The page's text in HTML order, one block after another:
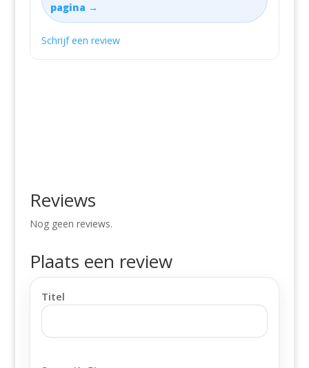
pagina →
Schrijf een review
Reviews
Nog geen reviews.
Plaats een review
Titel